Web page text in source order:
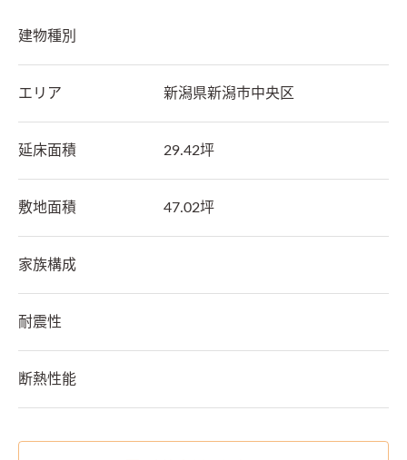
建物種別
エリア 新潟県新潟市中央区
延床面積 29.42坪
敷地面積 47.02坪
家族構成
耐震性
断熱性能